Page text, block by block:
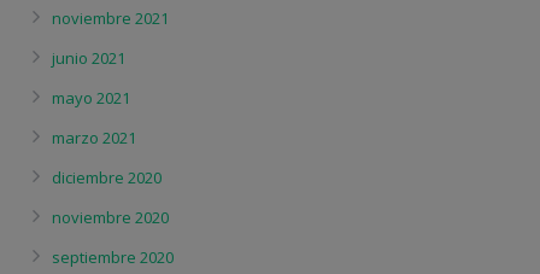
noviembre 2021
junio 2021
mayo 2021
marzo 2021
diciembre 2020
noviembre 2020
septiembre 2020